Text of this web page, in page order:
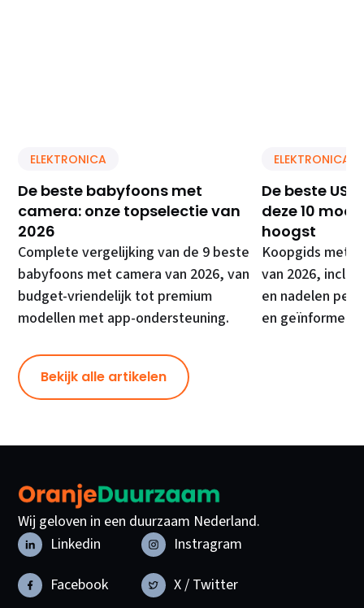
ELEKTRONICA
De beste babyfoons met
camera: onze topselectie van
2026
Complete vergelijking van de 9 beste
babyfoons met camera van 2026, van
budget-vriendelijk tot premium
modellen met app-ondersteuning.
ELEKTRONICA
De beste
deze 10
hoogst
Koopgids met
van 2026,
en nadelen per
en
Bekijk alle artikelen
Wij geloven in een duurzaam Nederland.
Linkedin
Instragram
Facebook
X / Twitter